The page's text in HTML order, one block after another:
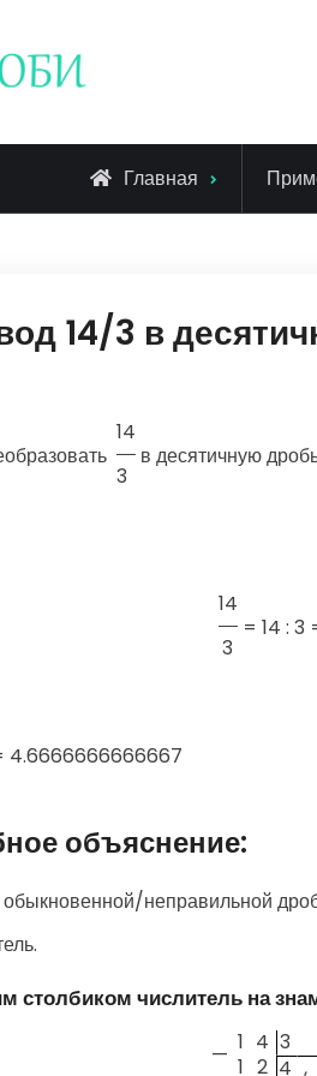
Главная
14/3 в
14
3
в десятичную
14
3
= 14 :
4.6666666666667
объяснение:
неправильной
столбиком числитель на
— 1 4 3
1 2 4 ,